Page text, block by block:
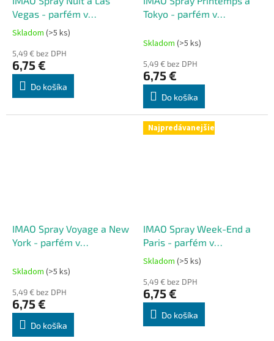
Vegas - parfém v
rozprašovači 200
strieknutí
Priemerné
produktu
je
5,0
hviezdičiek.
Skladom (>5 ks)
5,49 € bez DPH
6,75 €
Do košíka
Tokyo - parfém v
strieknutí
Skladom (>5 ks)
5,49 € bez DPH
6,75 €
Do košíka
IMAO Spray Voyage a New
York - parfém v
strieknutí
Skladom (>5 ks)
5,49 € bez DPH
6,75 €
Do košíka
Najpredávanejšie
IMAO Spray Week-End a
Paris - parfém v
rozprašovači 200
strieknutí
Priemerné
produktu
je
5,0
Skladom (>5 ks)
5,49 € bez DPH
6,75 €
Do košíka